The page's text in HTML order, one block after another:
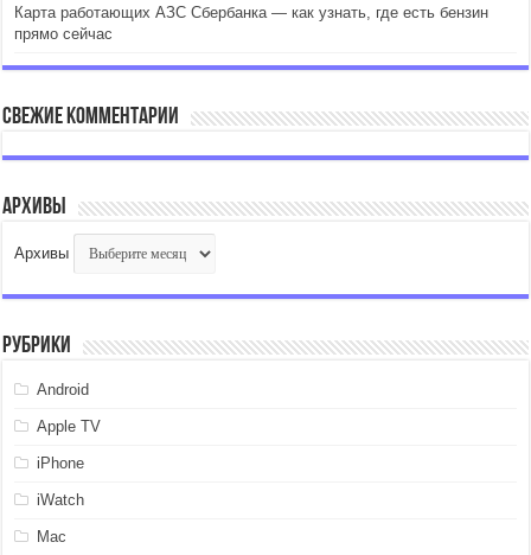
Карта работающих АЗС Сбербанка — как узнать, где есть бензин
прямо сейчас
Свежие комментарии
Архивы
Архивы
Рубрики
Android
Apple TV
iPhone
iWatch
Mac